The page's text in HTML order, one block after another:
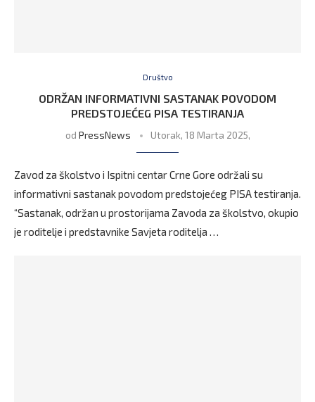
Društvo
ODRŽAN INFORMATIVNI SASTANAK POVODOM
PREDSTOJEĆEG PISA TESTIRANJA
od PressNews Utorak, 18 Marta 2025,
Zavod za školstvo i Ispitni centar Crne Gore održali su
informativni sastanak povodom predstojećeg PISA testiranja.
“Sastanak, održan u prostorijama Zavoda za školstvo, okupio
je roditelje i predstavnike Savjeta roditelja …